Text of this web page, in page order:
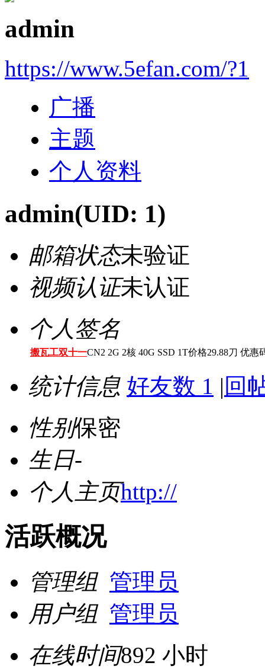
admin
https://www.5efan.com/?1
广播
主题
个人资料
admin(UID: 1)
邮箱状态未验证
视频认证未认证
个人签名
搬瓦工双十一CN2 2G 2核 40G SSD 1T价格29.88刀 优惠
统计信息 好友数 1 | 回
性别保密
生日-
个人主页http://
活跃概况
管理组 管理员
用户组 管理员
在线时间892 小时